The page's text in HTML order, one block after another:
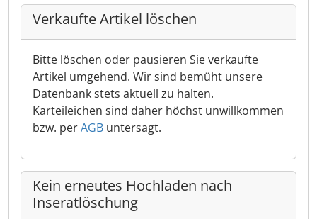
Verkaufte Artikel löschen
Bitte löschen oder pausieren Sie verkaufte
Artikel umgehend. Wir sind bemüht unsere
Datenbank stets aktuell zu halten.
Karteileichen sind daher höchst unwillkommen
bzw. perAGB untersagt.
Kein erneutes Hochladen nach
Inseratlöschung